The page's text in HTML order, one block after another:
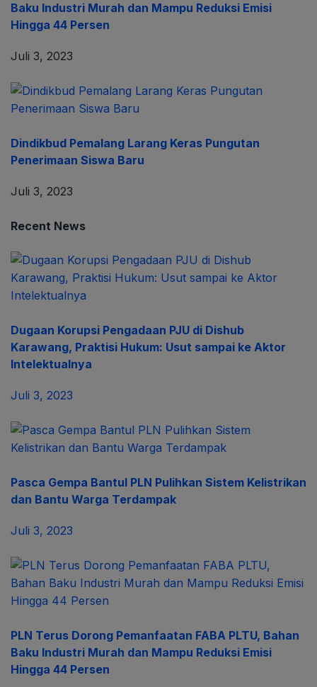
Baku Industri Murah dan Mampu Reduksi Emisi
Hingga 44 Persen
Juli 3, 2023
Dindikbud Pemalang Larang Keras Pungutan
Penerimaan Siswa Baru
Juli 3, 2023
Recent News
Dugaan Korupsi Pengadaan PJU di Dishub
Karawang, Praktisi Hukum: Usut sampai ke Aktor
Intelektualnya
Juli 3, 2023
Pasca Gempa Bantul PLN Pulihkan Sistem Kelistrikan
dan Bantu Warga Terdampak
Juli 3, 2023
PLN Terus Dorong Pemanfaatan FABA PLTU, Bahan
Baku Industri Murah dan Mampu Reduksi Emisi
Hingga 44 Persen